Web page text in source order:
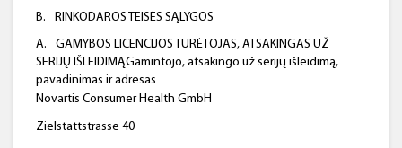
B.
RINKODAROS TEISĖS SĄLYGOS
A.
GAMYBOS LICENCIJOS TURĖTOJAS, ATSAKINGAS UŽ
SERIJŲ IŠLEIDIMĄGamintojo, atsakingo už serijų išleidimą,
pavadinimas ir adresas
Novartis Consumer Health GmbH
Zielstattstrasse 40